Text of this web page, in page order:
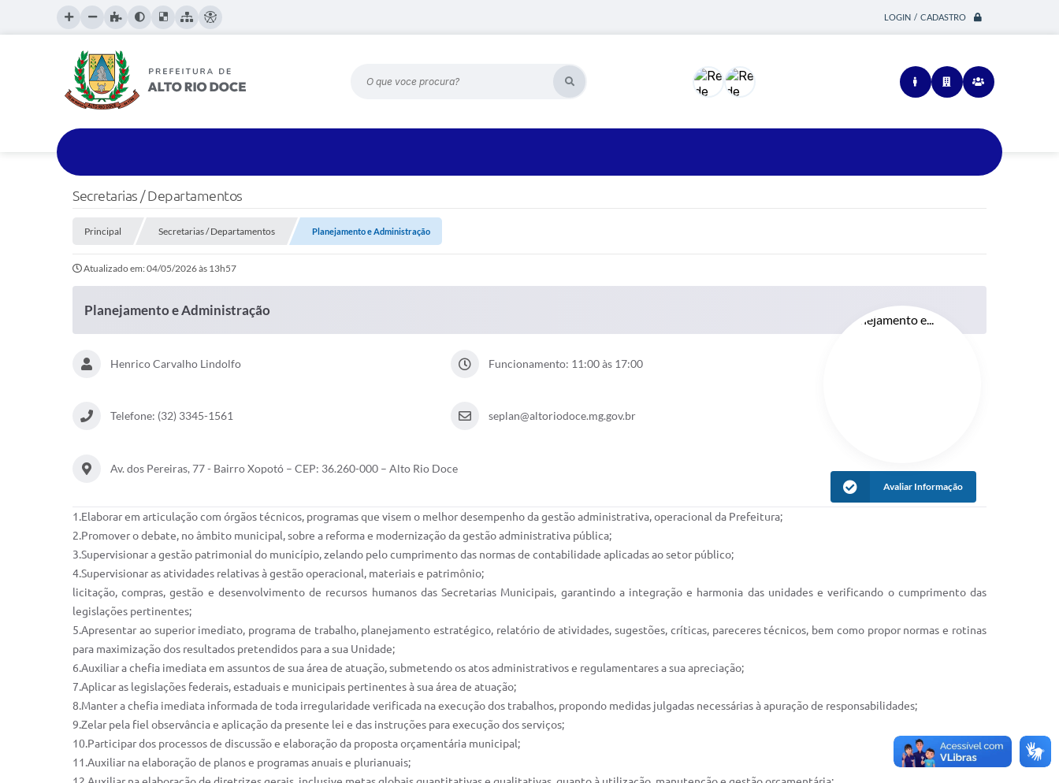
LOGIN / CADASTRO
O que voce procura?
Secretarias / Departamentos
Principal Secretarias / Departamentos Planejamento e Administração
Atualizado em: 04/05/2026 às 13h57
Planejamento e Administração
Henrico Carvalho Lindolfo Funcionamento: 11:00 às 17:00
Telefone: (32) 3345-1561 seplan@altoriodoce.mg.gov.br
Av. dos Pereiras, 77 - Bairro Xopotó – CEP: 36.260-000 – Alto Rio Doce
Avaliar Informação
1.Elaborar em articulação com órgãos técnicos, programas que visem o melhor desempenho da gestão administrativa, operacional da Prefeitura;
2.Promover o debate, no âmbito municipal, sobre a reforma e modernização da gestão administrativa pública;
3.Supervisionar a gestão patrimonial do município, zelando pelo cumprimento das normas de contabilidade aplicadas ao setor público;
4.Supervisionar as atividades relativas à gestão operacional, materiais e patrimônio;
licitação, compras, gestão e desenvolvimento de recursos humanos das Secretarias Municipais, garantindo a integração e harmonia das unidades e verificando o cumprimento das
legislações pertinentes;
5.Apresentar ao superior imediato, programa de trabalho, planejamento estratégico, relatório de atividades, sugestões, críticas, pareceres técnicos, bem como propor normas e rotinas
para maximização dos resultados pretendidos para a sua Unidade;
6.Auxiliar a chefia imediata em assuntos de sua área de atuação, submetendo os atos administrativos e regulamentares a sua apreciação;
7.Aplicar as legislações federais, estaduais e municipais pertinentes à sua área de atuação;
8.Manter a chefia imediata informada de toda irregularidade verificada na execução dos trabalhos, propondo medidas julgadas necessárias à apuração de responsabilidades;
9.Zelar pela fiel observância e aplicação da presente lei e das instruções para execução dos serviços;
10.Participar dos processos de discussão e elaboração da proposta orçamentária municipal;
11.Auxiliar na elaboração de planos e programas anuais e plurianuais;